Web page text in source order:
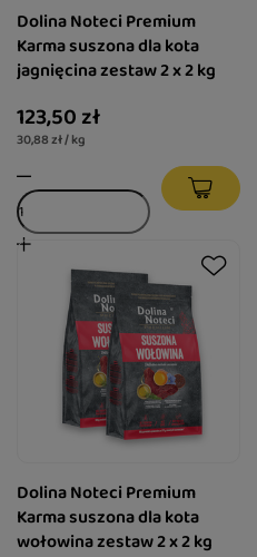
Dolina Noteci Premium
Karma suszona dla kota
jagnięcina zestaw 2 x 2 kg
123,50 zł
30,88 zł / kg
Dolina Noteci Premium
Karma suszona dla kota
wołowina zestaw 2 x 2 kg